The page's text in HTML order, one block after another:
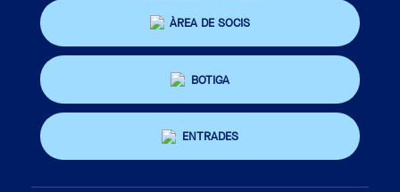
ÀREA DE SOCIS
BOTIGA
ENTRADES